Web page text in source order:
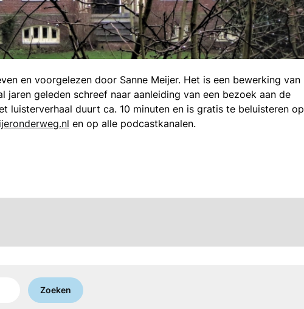
en voorgelezen door Sanne Meijer. Het is een bewerking van
jaren geleden schreef naar aanleiding van een bezoek aan de
luisterverhaal duurt ca. 10 minuten en is gratis te beluisteren op
en op alle podcastkanalen.